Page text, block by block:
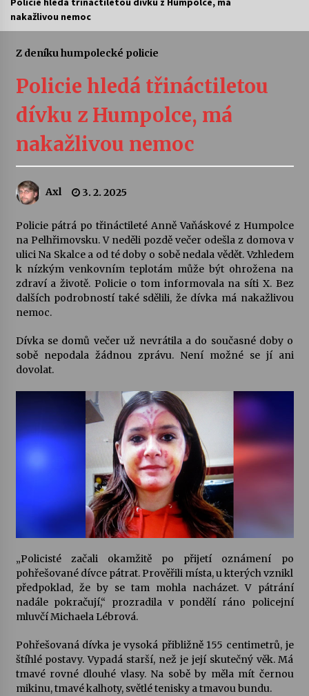
4. 8. 2026
Vernisáž výstavy Josefíny Duškové: Stávám se
30. 7. 2026
Veselí muzikanti
30. 7. 2026
šedesátka: 28. 7.–1. 8. 2026
28. 7. 2026
Letní koncerty ve Stromovce: Kolchoz a
Jenakaši
28. 7. 2026
Votavžatský ploty
23. 7. 2026
Letní koncerty ve Stromovce: Rufus Miller
22. 7. 2026
Vysočinka
17. 7. 2026
Ozvěny prázdnin
14. 7. 2026
Za kulturou kousek za Humpolec. V Želivě ožije
odkaz Josefa Čapka
13. 7. 2026
Varhanní recitál Michala Novenka v Klášteře
Želiv
3. 7. 2026
nakažlivou nemoc
Z deníku humpolecké policie
Policie hledá třináctiletou
dívku z Humpolce, má
nakažlivou nemoc
Axl 3. 2. 2025
Policie pátrá po třináctileté Anně Vaňáskové z Humpolce
na Pelhřimovsku. V neděli pozdě večer odešla z domova v
ulici Na Skalce a od té doby o sobě nedala vědět. Vzhledem
k nízkým venkovním teplotám může být ohrožena na
zdraví a životě. Policie o tom informovala na síti X. Bez
dalších podrobností také sdělili, že dívka má nakažlivou
nemoc.
Dívka se domů večer už nevrátila a do současné doby o
sobě nepodala žádnou zprávu. Není možné se jí ani
dovolat.
„Policisté začali okamžitě po přijetí oznámení po
pohřešované dívce pátrat. Prověřili místa, u kterých vznikl
předpoklad, že by se tam mohla nacházet. V pátrání
nadále pokračují,“ prozradila v pondělí ráno policejní
mluvčí Michaela Lébrová.
Pohřešovaná dívka je vysoká přibližně 155 centimetrů, je
štíhlé postavy. Vypadá starší, než je její skutečný věk. Má
tmavé rovné dlouhé vlasy. Na sobě by měla mít černou
mikinu, tmavé kalhoty, světlé tenisky a tmavou bundu.